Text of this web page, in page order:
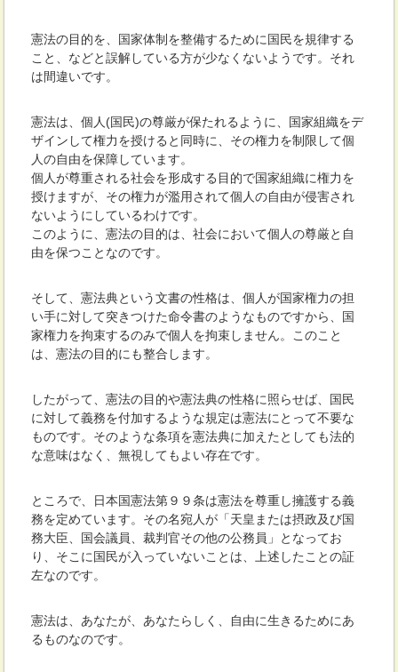
憲法の目的を、国家体制を整備するために国民を規律する
こと、などと誤解している方が少なくないようです。それ
は間違いです。
憲法は、個人(国民)の尊厳が保たれるように、国家組織をデ
ザインして権力を授けると同時に、その権力を制限して個
人の自由を保障しています。
個人が尊重される社会を形成する目的で国家組織に権力を
授けますが、その権力が濫用されて個人の自由が侵害され
ないようにしているわけです。
このように、憲法の目的は、社会において個人の尊厳と自
由を保つことなのです。
そして、憲法典という文書の性格は、個人が国家権力の担
い手に対して突きつけた命令書のようなものですから、国
家権力を拘束するのみで個人を拘束しません。このこと
は、憲法の目的にも整合します。
したがって、憲法の目的や憲法典の性格に照らせば、国民
に対して義務を付加するような規定は憲法にとって不要な
ものです。そのような条項を憲法典に加えたとしても法的
な意味はなく、無視してもよい存在です。
ところで、日本国憲法第９９条は憲法を尊重し擁護する義
務を定めています。その名宛人が「天皇または摂政及び国
務大臣、国会議員、裁判官その他の公務員」となってお
り、そこに国民が入っていないことは、上述したことの証
左なのです。
憲法は、あなたが、あなたらしく、自由に生きるためにあ
るものなのです。